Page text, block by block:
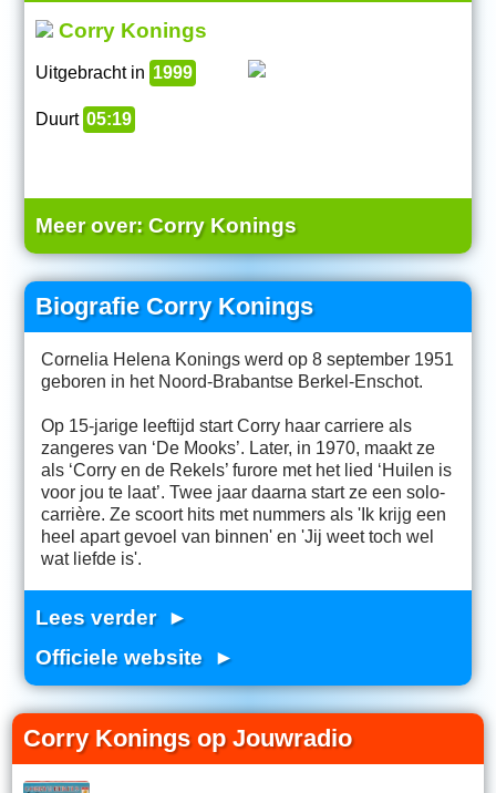
Corry Konings
Uitgebracht in 1999
Duurt 05:19
Meer over: Corry Konings
Biografie Corry Konings
Cornelia Helena Konings werd op 8 september 1951
geboren in het Noord-Brabantse Berkel-Enschot.
Op 15-jarige leeftijd start Corry haar carriere als
zangeres van ‘De Mooks’. Later, in 1970, maakt ze
als ‘Corry en de Rekels’ furore met het lied ‘Huilen is
voor jou te laat’. Twee jaar daarna start ze een solo-
carrière. Ze scoort hits met nummers als 'Ik krijg een
heel apart gevoel van binnen' en 'Jij weet toch wel
wat liefde is'.
Lees verder ►
Officiele website ►
Corry Konings op Jouwradio